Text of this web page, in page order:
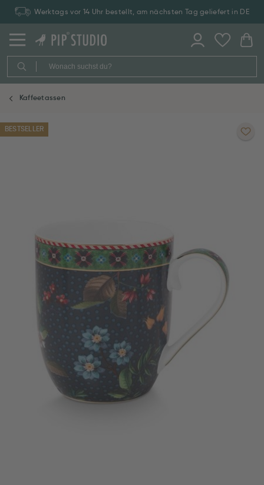
Werktags vor 14 Uhr bestellt, am nächsten Tag geliefert in DE
Kaffeetassen
BESTSELLER